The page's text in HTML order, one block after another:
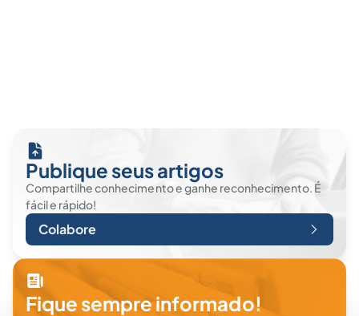
Publique seus artigos
Compartilhe conhecimento e ganhe reconhecimento. É
fácil e rápido!
Colabore
Fique sempre informado!